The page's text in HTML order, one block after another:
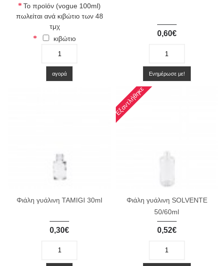
Το προϊόν (vogue 100ml)
πωλείται ανά κιβώτιο των 48
τμχ
κιβώτιο
αγορά
0,60€
Ενημέρωσε με!
Φιάλη γυάλινη TAMIGI 30ml
0,30€
Εξαντλήθηκε
Φιάλη γυάλινη SOLVENTE
50/60ml
0,52€